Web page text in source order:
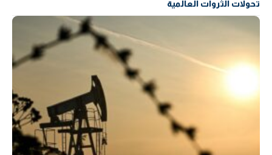
تحولات الثروات العالمية